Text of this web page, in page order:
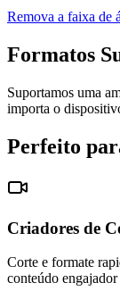
Remova a faixa de
Formatos
Suportamos uma
importa o
Perfeito
Criadores de
Corte e formate
conteúdo